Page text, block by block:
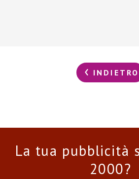
INDIETRO
La tua pubblicità
2000?